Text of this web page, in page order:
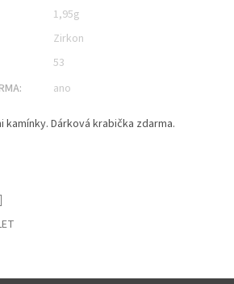
1,95g
Zirkon
53
: ano
Dárková krabička zdarma.